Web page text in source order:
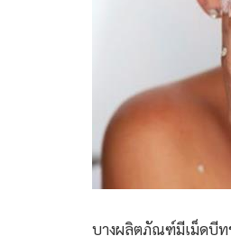
บางผลิตภัณฑ์มีเม็ดบีท